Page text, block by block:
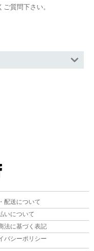
質問下さい。
配送について
いについて
法に基づく表記
バシーポリシー